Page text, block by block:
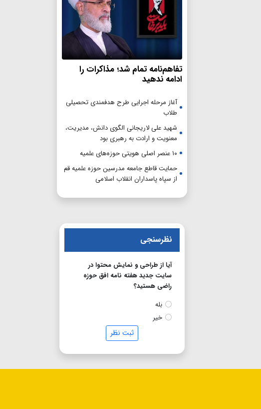
تفاهم‌نامه تمام شد؛ مذاکرات را
ادامه ندهید
آغاز مرحله اجرایی طرح هدفمندی تحصیلی
طلاب
شهید علی لاریجانی الگوی دانش، مدیریت،
معنویت و ارادت به رهبری بود
۱۰ عنصر اصلی هویتی حوزه‌های علمیه
حمایت قاطع جامعه مدرسین حوزه علمیه قم
از سپاه پاسداران انقلاب اسلامی
نظرسنجی
آیا از طراحی و نمایش محتوا در
سایت جدید هفته نامه افق حوزه
راضی هستید؟
بله
خیر
ثبت نظر